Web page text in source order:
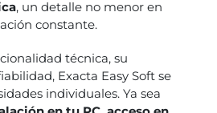
, un detalle no menor en
constante.
técnica, su
Exacta Easy Soft se
individuales. Ya sea